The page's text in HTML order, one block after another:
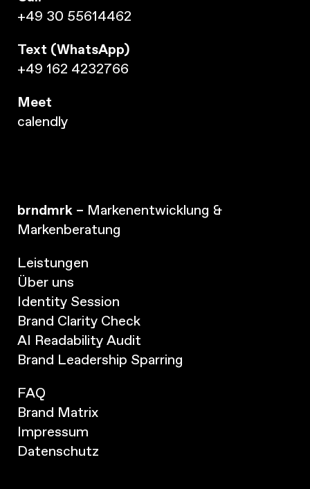
+49 30 55614462
Text (WhatsApp)
+49 162 4232766
Meet
calendly
brndmrk – Markenentwicklung &
Markenberatung
Leistungen
Über uns
Identity Session
Brand Clarity Check
AI Readability Audit
Brand Leadership Sparring
FAQ
Brand Matrix
Impressum
Datenschutz